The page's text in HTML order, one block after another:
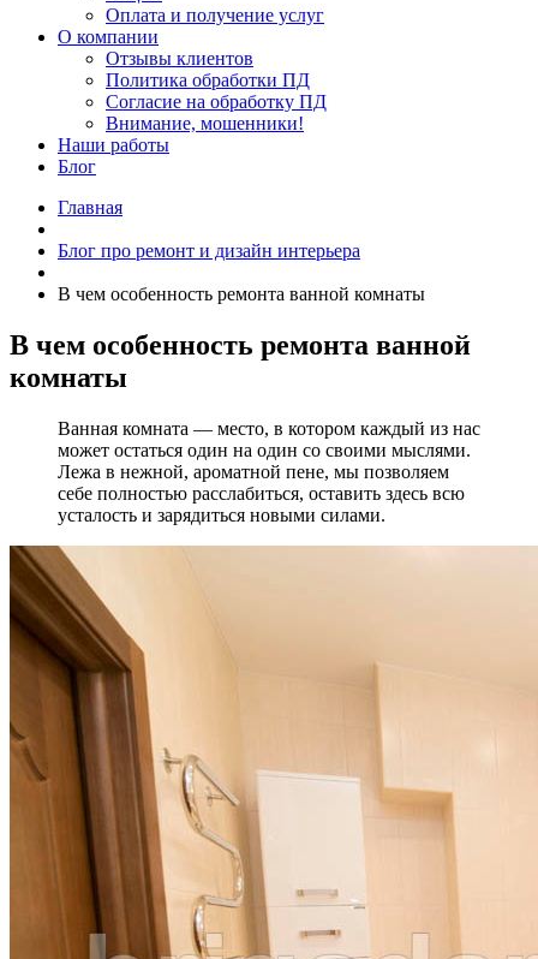
Оплата и получение услуг
О компании
Отзывы клиентов
Политика обработки ПД
Согласие на обработку ПД
Внимание, мошенники!
Наши работы
Блог
Главная
Блог про ремонт и дизайн интерьера
В чем особенность ремонта ванной комнаты
В чем особенность ремонта ванной
комнаты
Ванная комната — место, в котором каждый из нас
может остаться один на один со своими мыслями.
Лежа в нежной, ароматной пене, мы позволяем
себе полностью расслабиться, оставить здесь всю
усталость и зарядиться новыми силами.